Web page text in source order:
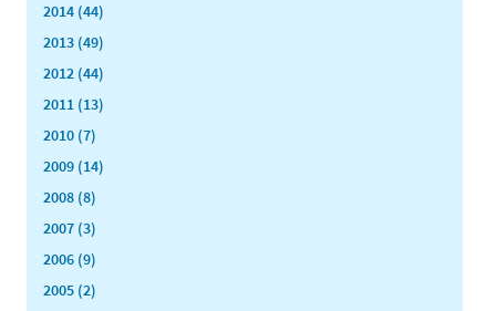
2014 (44)
2013 (49)
2012 (44)
2011 (13)
2010 (7)
2009 (14)
2008 (8)
2007 (3)
2006 (9)
2005 (2)